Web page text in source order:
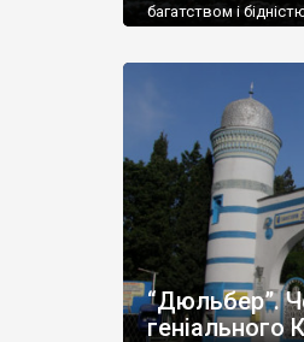
багатством і
“Дюльбер”.
геніального